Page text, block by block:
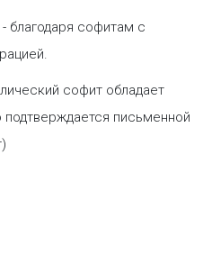
благодаря софитам с
софит обладает
письменной